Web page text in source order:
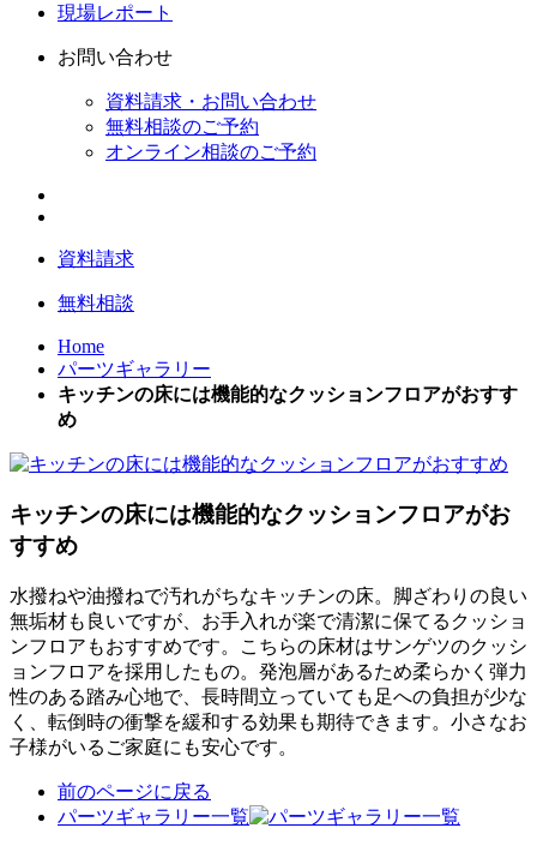
現場レポート
お問い合わせ
資料請求・お問い合わせ
無料相談のご予約
オンライン相談のご予約
資料請求
無料相談
Home
パーツギャラリー
キッチンの床には機能的なクッションフロアがおすす
め
キッチンの床には機能的なクッションフロアがお
すすめ
水撥ねや油撥ねで汚れがちなキッチンの床。脚ざわりの良い
無垢材も良いですが、お手入れが楽で清潔に保てるクッショ
ンフロアもおすすめです。こちらの床材はサンゲツのクッシ
ョンフロアを採用したもの。発泡層があるため柔らかく弾力
性のある踏み心地で、長時間立っていても足への負担が少な
く、転倒時の衝撃を緩和する効果も期待できます。小さなお
子様がいるご家庭にも安心です。
前のページに戻る
パーツギャラリー一覧